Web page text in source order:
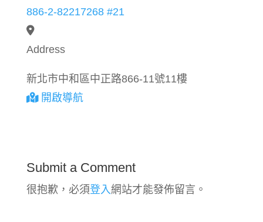
886-2-82217268 #21
Address
新北市中和區中正路866-11號11樓
開啟導航
Submit a Comment
很抱歉，必須登入網站才能發佈留言。